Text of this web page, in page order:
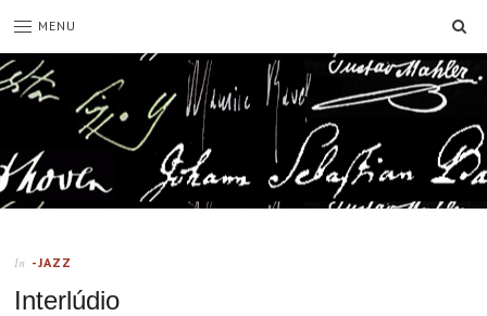
MENU
In -JAZZ
Interlúdio